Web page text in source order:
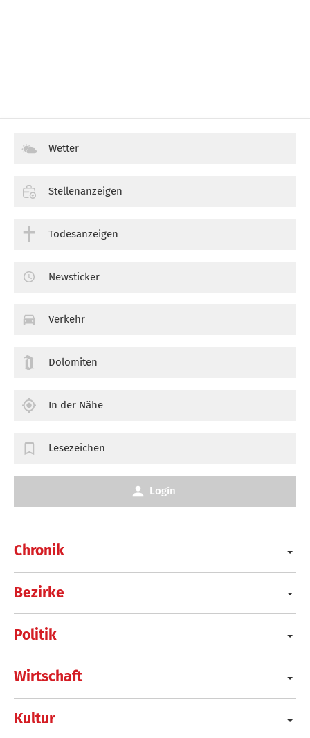
Chronik
Bezirke
Politik
Wirtschaft
Kultur
Wetter
Stellenanzeigen
Todesanzeigen
Newsticker
Verkehr
Dolomiten
In der Nähe
Lesezeichen
Login